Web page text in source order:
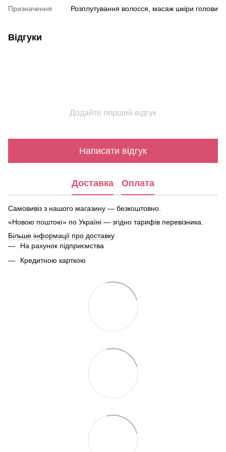
Призначення
Розплутування волосся, масаж шкіри голови
Відгуки
Додайте перший відгук
Написати відгук
Доставка Оплата
Самовивіз з нашого магазину — безкоштовно.
«Новою поштою» по Україні — згідно тарифів перевізника.
Більше інформації про доставку
На рахунок підприємства
Кредитною карткою